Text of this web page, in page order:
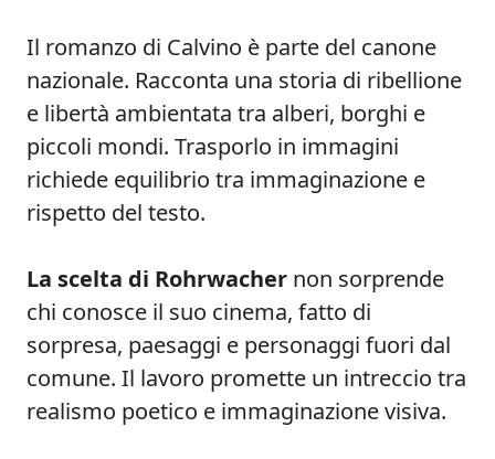
Il romanzo di Calvino è parte del canone
nazionale. Racconta una storia di ribellione
e libertà ambientata tra alberi, borghi e
piccoli mondi. Trasporlo in immagini
richiede equilibrio tra immaginazione e
rispetto del testo.
La scelta di Rohrwacher non sorprende
chi conosce il suo cinema, fatto di
sorpresa, paesaggi e personaggi fuori dal
comune. Il lavoro promette un intreccio tra
realismo poetico e immaginazione visiva.